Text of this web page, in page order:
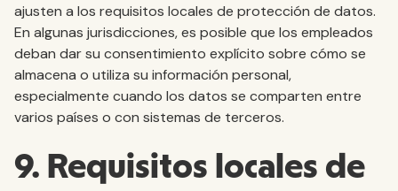
ajusten a los requisitos locales de protección de datos.
En algunas jurisdicciones, es posible que los empleados
deban dar su consentimiento explícito sobre cómo se
almacena o utiliza su información personal,
especialmente cuando los datos se comparten entre
varios países o con sistemas de terceros.
9. Requisitos locales de